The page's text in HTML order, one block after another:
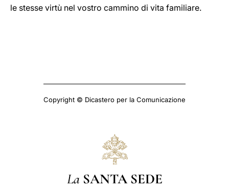
le stesse virtù nel vostro cammino di vita familiare.
Copyright © Dicastero per la Comunicazione
La SANTA SEDE